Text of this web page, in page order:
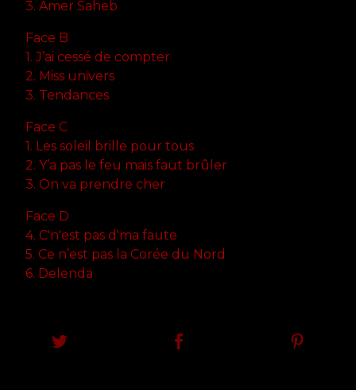
3. Amer Saheb
Face B
1. J’ai cessé de compter
2. Miss univers
3. Tendances
Face C
1. Les soleil brille pour tous
2. Y’a pas le feu mais faut brûler
3. On va prendre cher
Face D
4. C'n'est pas d'ma faute
5. Ce n’est pas la Corée du Nord
6. Delenda